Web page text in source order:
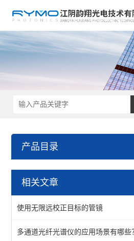
产品目录
光机械
相关文章
使用无限远校正目标的管镜
多通道光纤光谱仪的应用场景有哪些